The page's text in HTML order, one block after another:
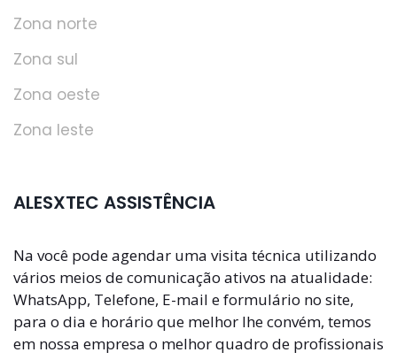
Zona norte
Zona sul
Zona oeste
Zona leste
ALESXTEC ASSISTÊNCIA
Na você pode agendar uma visita técnica utilizando
vários meios de comunicação ativos na atualidade:
WhatsApp, Telefone, E-mail e formulário no site,
para o dia e horário que melhor lhe convém, temos
em nossa empresa o melhor quadro de profissionais